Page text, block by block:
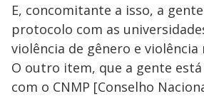
E, concomitante a isso, a
protocolo com as
violência de gênero e violência
O outro item, que a gente
com o CNMP [Conselho